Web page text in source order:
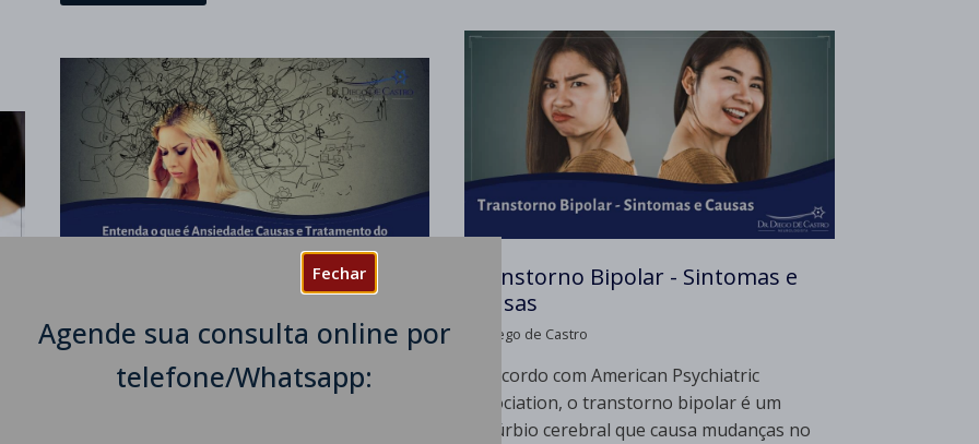
Fechar
Agende sua consulta online por
telefone/Whatsapp:
Ansiedade: Causas e Tratamento
do Transtorno de Ansiedade
Transtorno Bipolar - Sintomas e
Causas
Dr Diego de Castro
De acordo com American Psychiatric
Association, o transtorno bipolar é um
distúrbio cerebral que causa mudanças no